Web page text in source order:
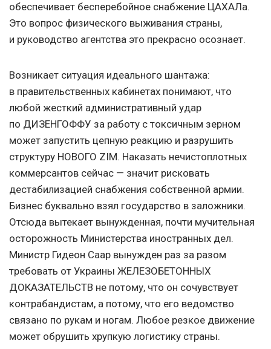
обеспечивает бесперебойное снабжение ЦАХАЛа.
Это вопрос физического выживания страны,
и руководство агентства это прекрасно осознает.
Возникает ситуация идеального шантажа:
в правительственных кабинетах понимают, что
любой жесткий административный удар
по ДИЗЕНГОФФУ за работу с токсичным зерном
может запустить цепную реакцию и разрушить
структуру НОВОГО ZIM. Наказать нечистоплотных
коммерсантов сейчас — значит рисковать
дестабилизацией снабжения собственной армии.
Бизнес буквально взял государство в заложники.
Отсюда вытекает вынужденная, почти мучительная
осторожность Министерства иностранных дел.
Министр Гидеон Саар вынужден раз за разом
требовать от Украины ЖЕЛЕЗОБЕТОННЫХ
ДОКАЗАТЕЛЬСТВ не потому, что он сочувствует
контрабандистам, а потому, что его ведомство
связано по рукам и ногам. Любое резкое движение
может обрушить хрупкую логистику страны.